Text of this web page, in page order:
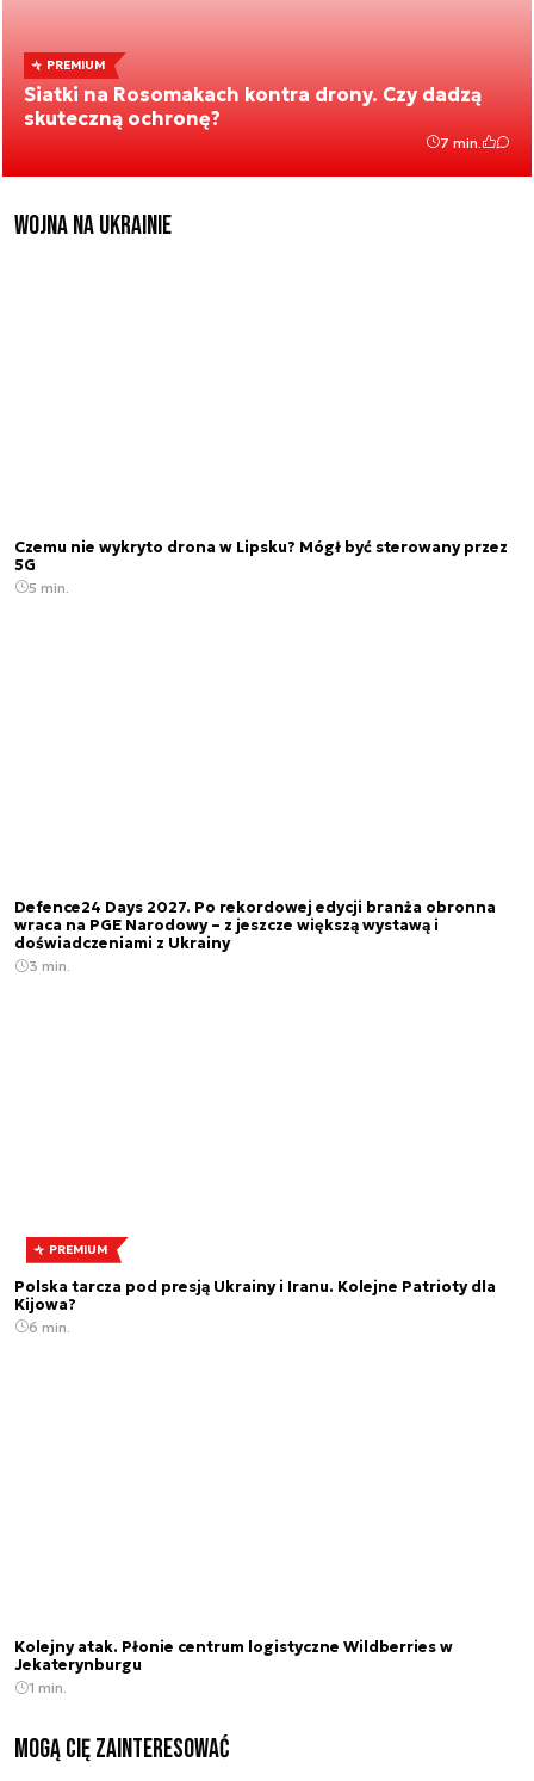
PREMIUM
Siatki na Rosomakach kontra drony. Czy dadzą
skuteczną ochronę?
7 min.
Wojna na Ukrainie
Czemu nie wykryto drona w Lipsku? Mógł być sterowany przez
5G
5 min.
Defence24 Days 2027. Po rekordowej edycji branża obronna
wraca na PGE Narodowy – z jeszcze większą wystawą i
doświadczeniami z Ukrainy
3 min.
PREMIUM
Polska tarcza pod presją Ukrainy i Iranu. Kolejne Patrioty dla
Kijowa?
6 min.
Kolejny atak. Płonie centrum logistyczne Wildberries w
Jekaterynburgu
1 min.
Mogą Cię zainteresować